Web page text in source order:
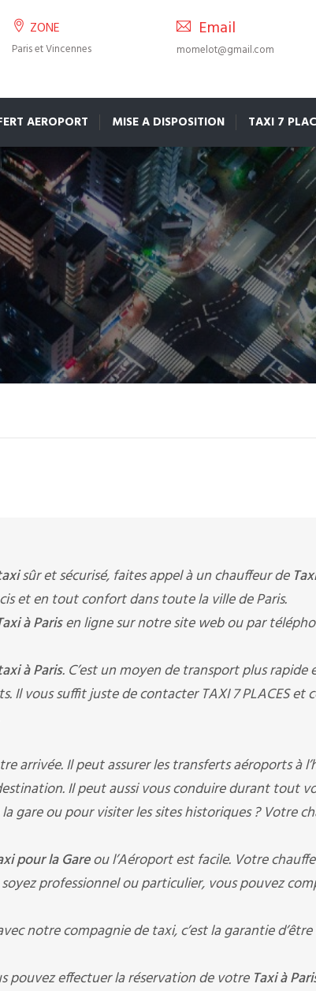
ZONE
Paris et Vincennes
Email
momelot@gmail.com
AEROPORT MISE A DISPOSITION TAXI 7
sûr et sécurisé, faites appel à un chauffeur de
et en tout confort dans toute la ville de Paris.
à Parisen ligne sur notre site web ou par
à Paris. C’est un moyen de transport plus
Il vous suffit juste de contacter TAXI 7 PLACES et
arrivée. Il peut assurer les transferts aéroports à
Il peut aussi vous conduire durant tout
gare ou pour visiter les sites historiques ? Votre
pour la Gareou l’Aéroport est facile. Votre
professionnel ou particulier, vous pouvez
notre compagnie de taxi, c’est la garantie
pouvez effectuer la réservation de votre Taxi à